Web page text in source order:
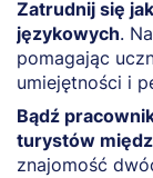
Zatrudnij się
językowych.
pomagając
umiejętności i
Bądź
turystów
znajomość